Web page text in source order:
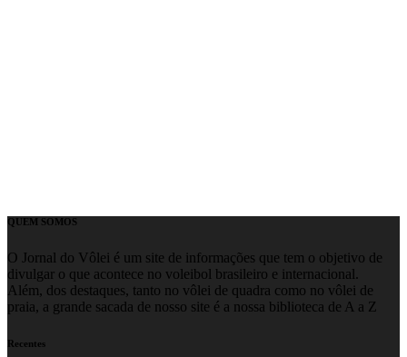
QUEM SOMOS
O Jornal do Vôlei é um site de informações que tem o objetivo de
divulgar o que acontece no voleibol brasileiro e internacional.
Além, dos destaques, tanto no vôlei de quadra como no vôlei de
praia, a grande sacada de nosso site é a nossa biblioteca de A a Z
Recentes